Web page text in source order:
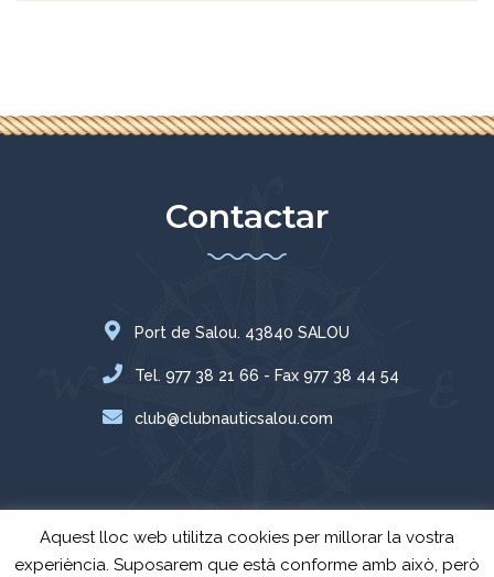
Contactar
Port de Salou. 43840 SALOU
Tel. 977 38 21 66 - Fax 977 38 44 54
club@clubnauticsalou.com
Aquest lloc web utilitza cookies per millorar la vostra
experiència. Suposarem que està conforme amb això, però